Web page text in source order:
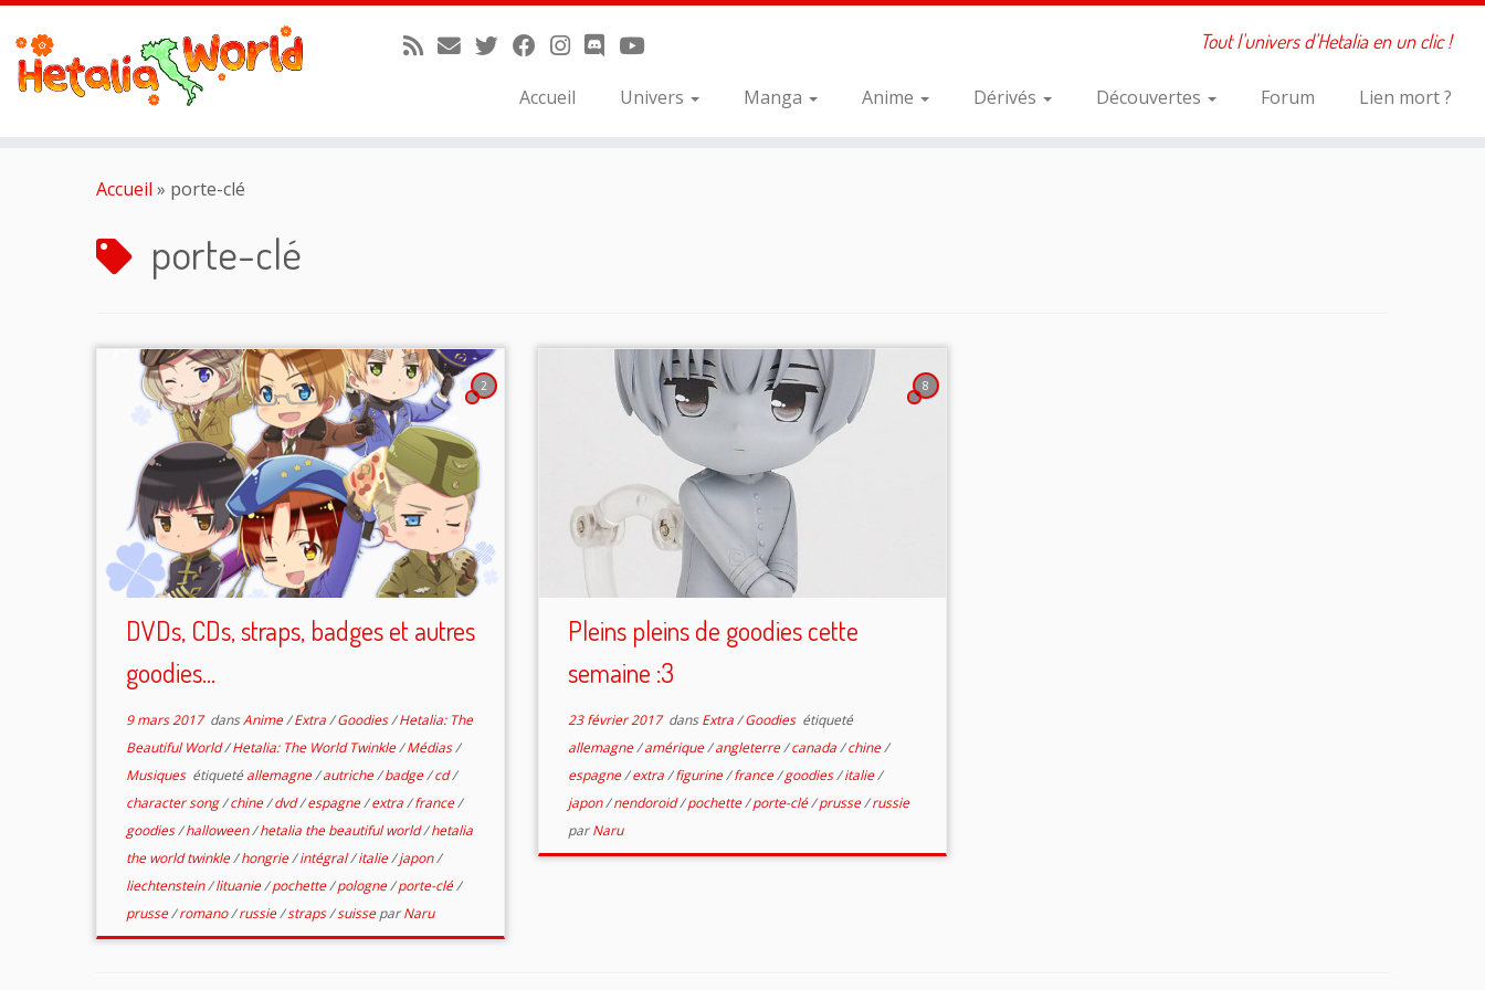
Tout l'univers d'Hetalia en un clic !
Accueil Univers Manga Anime Dérivés Découvertes Forum Lien mort ?
Accueil » porte-clé
porte-clé
2
DVDs, CDs, straps, badges et autres
goodies…
9 mars 2017dansAnime/Extra/Goodies/Hetalia: The
Beautiful World/Hetalia: The World Twinkle/Médias/
Musiques étiqueté allemagne/autriche/badge/cd/
character song/chine/dvd/espagne/extra/france/
goodies/halloween/hetalia the beautiful world/hetalia
the world twinkle/hongrie/intégral/italie/japon/
liechtenstein/lituanie/pochette/pologne/porte-clé/
prusse/romano/russie/straps/suisseparNaru
8
Pleins pleins de goodies cette
semaine :3
23 février 2017dansExtra/Goodies étiqueté
allemagne/amérique/angleterre/canada/chine/
espagne/extra/figurine/france/goodies/italie/
japon/nendoroid/pochette/porte-clé/prusse/russie
parNaru